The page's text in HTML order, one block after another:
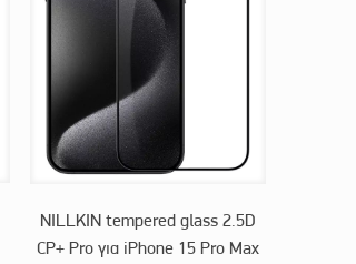
NILLKIN tempered glass 2.5D
CP+ Pro για iPhone 15 Pro Max